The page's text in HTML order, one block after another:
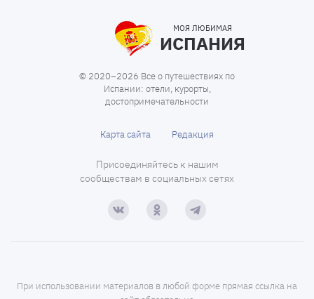
МОЯ ЛЮБИМАЯ
ИСПАНИЯ
© 2020–2026 Все о путешествиях по
Испании: отели, курорты,
достопримечательности
Карта сайта Редакция
Присоединяйтесь к нашим
сообществам в социальных сетях
При использовании материалов в любой форме прямая ссылка на